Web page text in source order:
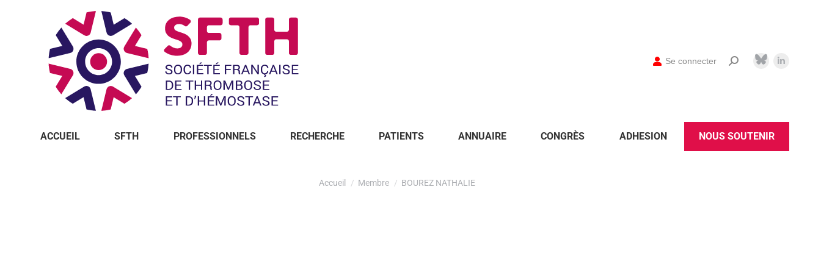
Se connecter
ACCUEIL SFTH PROFESSIONNELS RECHERCHE PATIENTS ANNUAIRE CONGRÈS ADHESION NOUS SOUTENIR
Accueil Membre BOUREZ NATHALIE